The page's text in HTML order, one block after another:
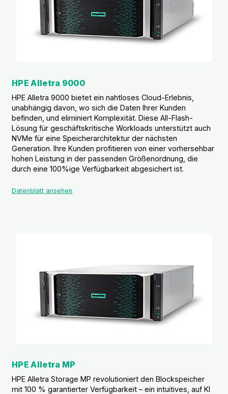
HPE Alletra 9000
HPE Alletra 9000 bietet ein nahtloses Cloud-Erlebnis,
unabhängig davon, wo sich die Daten Ihrer Kunden
befinden, und eliminiert Komplexität. Diese All-Flash-
Lösung für geschäftskritische Workloads unterstützt auch
NVMe für eine Speicherarchitektur der nächsten
Generation. Ihre Kunden profitieren von einer vorhersehbar
hohen Leistung in der passenden Größenordnung, die
durch eine 100%ige Verfügbarkeit abgesichert ist.
Datenblatt ansehen
HPE Alletra MP
HPE Alletra Storage MP revolutioniert den Blockspeicher
mit 100 % garantierter Verfügbarkeit – ein intuitives, auf KI